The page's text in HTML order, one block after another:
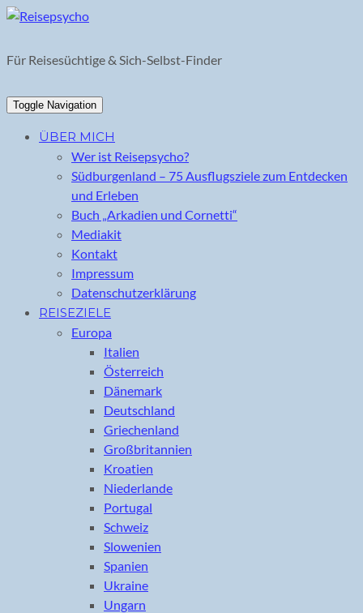
Skip
content
Für Reisesüchtige & Sich-Selbst-Finder
Toggle Navigation
ÜBER MICH
Wer ist Reisepsycho?
Südburgenland – 75 Ausflugsziele zum Entdecken
und Erleben
Buch „Arkadien und Cornetti“
Mediakit
Kontakt
Impressum
Datenschutzerklärung
REISEZIELE
Europa
Italien
Österreich
Dänemark
Deutschland
Griechenland
Großbritannien
Kroatien
Niederlande
Portugal
Schweiz
Slowenien
Spanien
Ukraine
Ungarn